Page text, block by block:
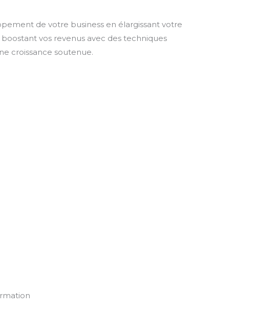
de votre business en élargissant votre
vos revenus avec des techniques
croissance soutenue.